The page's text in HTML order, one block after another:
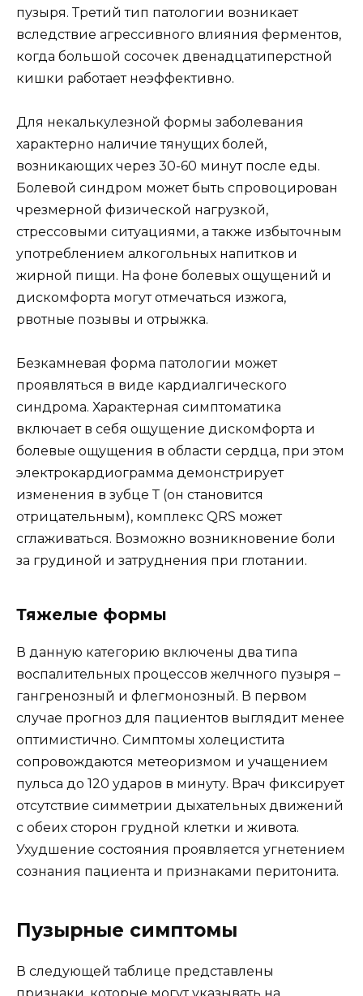
пузыря. Третий тип патологии возникает
вследствие агрессивного влияния ферментов,
когда большой сосочек двенадцатиперстной
кишки работает неэффективно.
Для некалькулезной формы заболевания
характерно наличие тянущих болей,
возникающих через 30-60 минут после еды.
Болевой синдром может быть спровоцирован
чрезмерной физической нагрузкой,
стрессовыми ситуациями, а также избыточным
употреблением алкогольных напитков и
жирной пищи. На фоне болевых ощущений и
дискомфорта могут отмечаться изжога,
рвотные позывы и отрыжка.
Безкамневая форма патологии может
проявляться в виде кардиалгического
синдрома. Характерная симптоматика
включает в себя ощущение дискомфорта и
болевые ощущения в области сердца, при этом
электрокардиограмма демонстрирует
изменения в зубце Т (он становится
отрицательным), комплекс QRS может
сглаживаться. Возможно возникновение боли
за грудиной и затруднения при глотании.
Тяжелые формы
В данную категорию включены два типа
воспалительных процессов желчного пузыря –
гангренозный и флегмонозный. В первом
случае прогноз для пациентов выглядит менее
оптимистично. Симптомы холецистита
сопровождаются метеоризмом и учащением
пульса до 120 ударов в минуту. Врач фиксирует
отсутствие симметрии дыхательных движений
с обеих сторон грудной клетки и живота.
Ухудшение состояния проявляется угнетением
сознания пациента и признаками перитонита.
Пузырные симптомы
В следующей таблице представлены